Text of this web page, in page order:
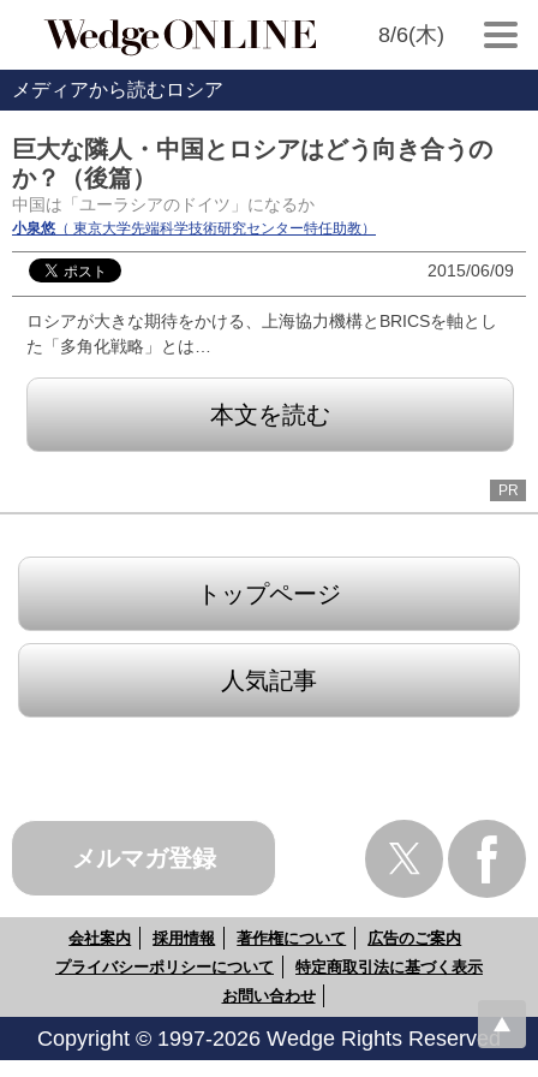
8/6(木)
メディアから読むロシア
巨大な隣人・中国とロシアはどう向き合うの
か？（後篇）
中国は「ユーラシアのドイツ」になるか
小泉悠 （ 東京大学先端科学技術研究センター特任助教）
2015/06/09
ロシアが大きな期待をかける、上海協力機構とBRICSを軸とし
た「多角化戦略」とは…
本文を読む
PR
トップページ
人気記事
メルマガ登録
会社案内 採用情報 著作権について
広告のご案内
プライバシーポリシーについて
特定商取引法に基づく表示
お問い合わせ
Copyright © 1997-2026 Wedge Rights Reserved